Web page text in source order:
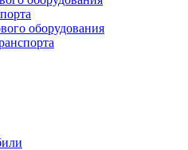
оборудования